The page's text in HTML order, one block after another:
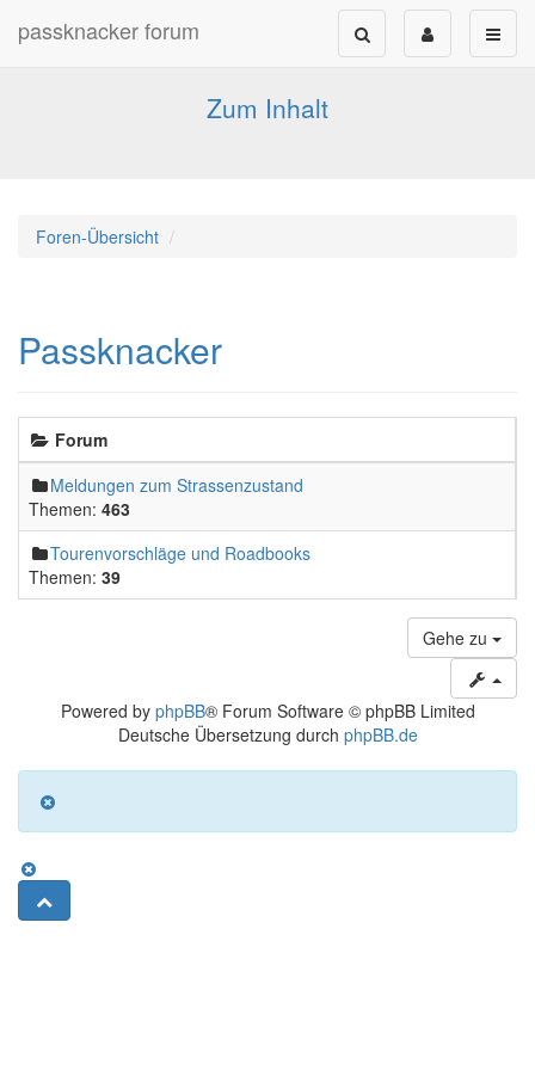
passknacker forum
Forum für alle Pässe- und Tourenfahrer
Zum Inhalt
Foren-Übersicht
Passknacker
Forum
Meldungen zum Strassenzustand
Themen: 463
Tourenvorschläge und Roadbooks
Themen: 39
Gehe zu
Powered by phpBB® Forum Software © phpBB Limited
Deutsche Übersetzung durch phpBB.de